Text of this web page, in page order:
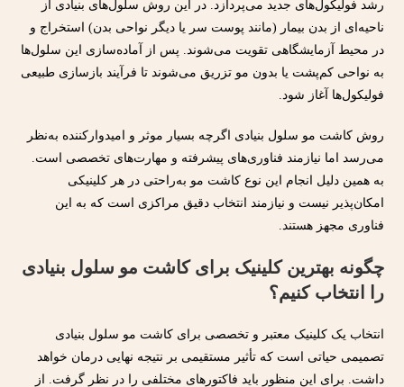
رشد فولیکول‌های جدید می‌پردازد. در این روش سلول‌های بنیادی از
ناحیه‌ای از بدن بیمار (مانند پوست سر یا دیگر نواحی بدن) استخراج و
در محیط آزمایشگاهی تقویت می‌شوند. پس از آماده‌سازی این سلول‌ها
به نواحی کم‌پشت یا بدون مو تزریق می‌شوند تا فرآیند بازسازی طبیعی
فولیکول‌ها آغاز شود.
روش کاشت مو سلول بنیادی اگرچه بسیار موثر و امیدوارکننده به‌نظر
می‌رسد اما نیازمند فناوری‌های پیشرفته و مهارت‌های تخصصی است.
به همین دلیل انجام این نوع کاشت مو به‌راحتی در هر کلینیکی
امکان‌پذیر نیست و نیازمند انتخاب دقیق مراکزی است که به این
فناوری مجهز هستند.
چگونه بهترین کلینیک برای کاشت مو سلول بنیادی
را انتخاب کنیم؟
انتخاب یک کلینیک معتبر و تخصصی برای کاشت مو سلول بنیادی
تصمیمی حیاتی است که تأثیر مستقیمی بر نتیجه نهایی درمان خواهد
داشت. برای این منظور باید فاکتورهای مختلفی را در نظر گرفت. از